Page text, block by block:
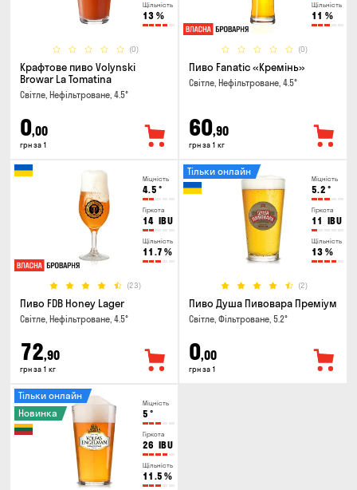
Щільність
13 %
(0)
Крафтове пиво Volynski
Browar La Tomatina
Світле, Нефільтроване, 4.5°
0,00
грн за 1
Щільність
11 %
(0)
Пиво Fanatic «Кремінь»
Світле, Нефільтроване, 4.5°
60,90
грн за 1 кг
Міцність
4.5 °
Гіркота
14 IBU
Щільність
11.7 %
(23)
Пиво FDB Honey Lager
Світле, Нефільтроване, 4.5°
72,90
грн за 1 кг
Міцність
5.2 °
Гіркота
11 IBU
Щільність
13 %
(2)
Тільки онлайн
Пиво Душа Пивовара Преміум
Світле, Фільтроване, 5.2°
0,00
грн за 1
Міцність
5 °
Гіркота
26 IBU
Щільність
11.5 %
Тільки онлайн
Новинка